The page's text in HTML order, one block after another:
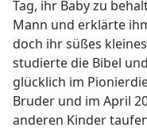
Tag, ihr Baby zu
Mann und erklärte
doch ihr süßes
studierte die Bibel
glücklich im
Bruder und im April
anderen Kinder